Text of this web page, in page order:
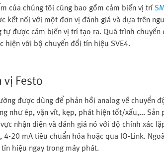
của chúng tôi cũng bao gồm cảm biến vị trí
kết nối với một đơn vị đánh giá và dựa trên
được cảm biến vị trí tạo ra. Quá trình
hiện với bộ chuyển đổi tín hiệu SVE4.
Festo
được dùng để phản hồi analog về chuyển
như ép, vặn vít, kẹp, phát hiện tốt/xấu,...
nhận diện và đánh giá nó với độ chính xác
4-20 mA tiêu chuẩn hóa hoặc qua IO-Link.
hiệu ngay trong máy phát.